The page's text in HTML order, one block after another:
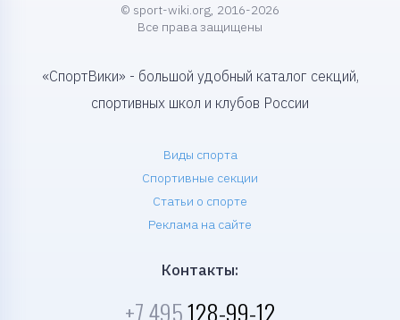
© sport-wiki.org, 2016-2026
Все права защищены
«СпортВики» - большой удобный каталог секций,
спортивных школ и клубов России
Виды спорта
Спортивные секции
Статьи о спорте
Реклама на сайте
Контакты:
+7 495128-99-12